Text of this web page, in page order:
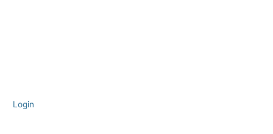
Login